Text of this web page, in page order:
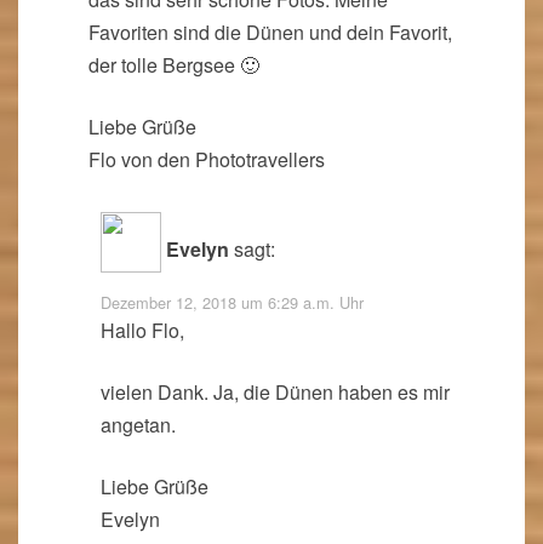
Favoriten sind die Dünen und dein Favorit,
der tolle Bergsee 🙂
Liebe Grüße
Flo von den Phototravellers
Evelyn sagt:
Dezember 12, 2018 um 6:29 a.m. Uhr
Hallo Flo,
vielen Dank. Ja, die Dünen haben es mir
angetan.
Liebe Grüße
Evelyn